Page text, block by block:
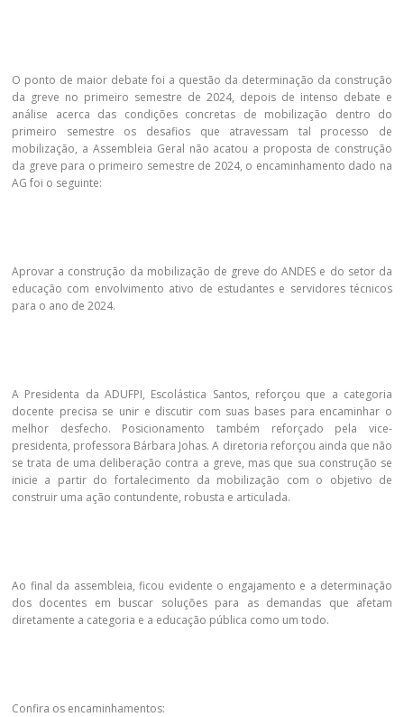
O ponto de maior debate foi a questão da determinação da construção
da greve no primeiro semestre de 2024, depois de intenso debate e
análise acerca das condições concretas de mobilização dentro do
primeiro semestre os desafios que atravessam tal processo de
mobilização, a Assembleia Geral não acatou a proposta de construção
da greve para o primeiro semestre de 2024, o encaminhamento dado na
AG foi o seguinte:
Aprovar a construção da mobilização de greve do ANDES e do setor da
educação com envolvimento ativo de estudantes e servidores técnicos
para o ano de 2024.
A Presidenta da ADUFPI, Escolástica Santos, reforçou que a categoria
docente precisa se unir e discutir com suas bases para encaminhar o
melhor desfecho. Posicionamento também reforçado pela vice-
presidenta, professora Bárbara Johas. A diretoria reforçou ainda que não
se trata de uma deliberação contra a greve, mas que sua construção se
inicie a partir do fortalecimento da mobilização com o objetivo de
construir uma ação contundente, robusta e articulada.
Ao final da assembleia, ficou evidente o engajamento e a determinação
dos docentes em buscar soluções para as demandas que afetam
diretamente a categoria e a educação pública como um todo.
Confira os encaminhamentos: